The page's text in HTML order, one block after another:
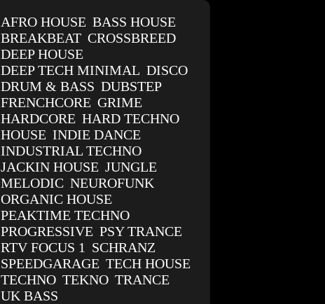
AFRO HOUSE BASS HOUSE
BREAKBEAT CROSSBREED
DEEP HOUSE
DEEP TECH MINIMAL DISCO
DRUM & BASS DUBSTEP
FRENCHCORE GRIME
HARDCORE HARD TECHNO
HOUSE INDIE DANCE
INDUSTRIAL TECHNO
JACKIN HOUSE JUNGLE
MELODIC NEUROFUNK
ORGANIC HOUSE
PEAKTIME TECHNO
PROGRESSIVE PSY TRANCE
RTV FOCUS 1 SCHRANZ
SPEEDGARAGE TECH HOUSE
TECHNO TEKNO TRANCE
UK BASS